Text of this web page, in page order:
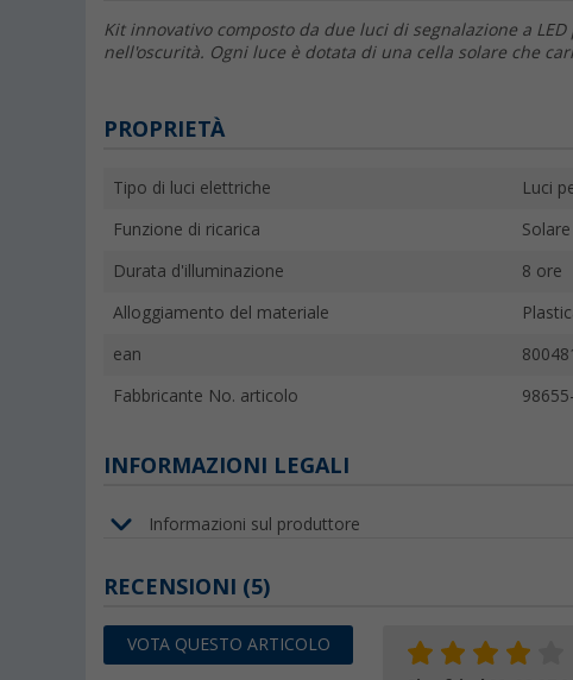
Kit innovativo composto da due luci di segnalazione a
nell'oscurità. Ogni luce è dotata di una cella solare che
PROPRIETÀ
Tipo di luci elettriche Luci
Funzione di ricarica Solare
Durata d'illuminazione 8 ore
Alloggiamento del materiale
ean
Fabbricante No. articolo
INFORMAZIONI LEGALI
Informazioni sul produttore
RECENSIONI (5)
VOTA QUESTO ARTICOLO